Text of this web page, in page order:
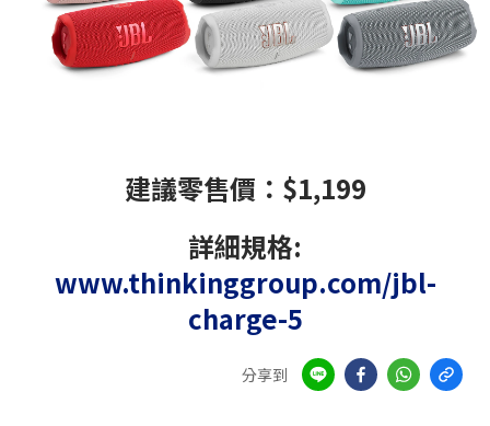
建議零售價：$1,199
詳細規格:
www.thinkinggroup.com/jbl-
charge-5
分享到